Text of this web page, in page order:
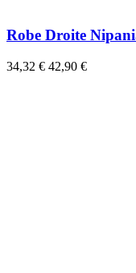
Robe Droite
34,32 € 42,90 €